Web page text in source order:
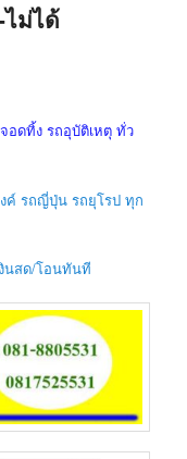
ม่ได้
อดทิ้ง รถอุบัติเหตุ ทั่ว
ค์ รถญี่ปุ่น รถยุโรป ทุก
นสด/โอนทันที